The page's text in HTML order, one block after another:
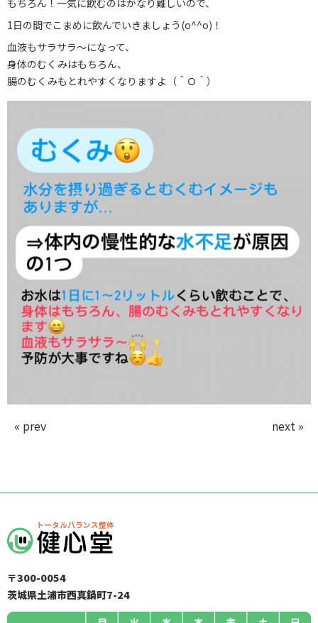
もちろん！一気に飲むのはかなり難しいので、
1日の間でこまめに飲んでいきましょう(o^^o)！
血液もサラサラ〜になって、
身体のむくみはもちろん、
腸のむくみもとれやすくなりますよ（＾Ｏ＾）
« prev next »
〒300-0054
茨城県土浦市西真鍋町7-24